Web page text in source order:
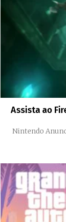
Assista ao
Nintendo